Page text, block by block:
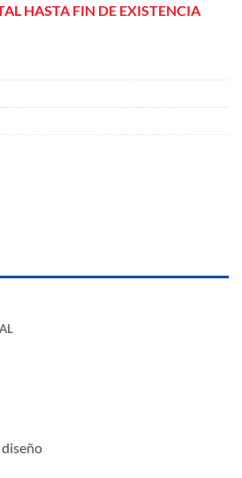
HASTA FIN DE EXISTENCIA